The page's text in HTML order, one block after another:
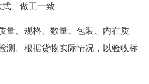
、做工一致
、规格、数量、包装、内在质
测。根据货物实际情况，以验收标